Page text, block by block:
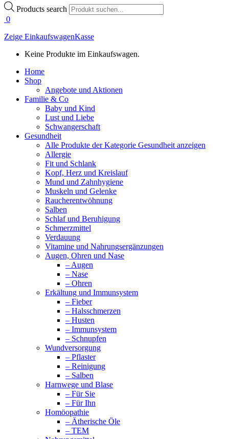
Products search
0
Zeige EinkaufswagenKasse
Keine Produkte im Einkaufswagen.
Home
Shop
Angebote und Aktionen
Familie & Co
Baby und Kind
Lust und Liebe
Schwangerschaft
Gesundheit
Alle Produkte der Kategorie Gesundheit anzeigen
Allergie
Fit und Schlank
Kopf, Herz und Kreislauf
Mund und Zahnhygiene
Muskeln und Gelenke
Raucherentwöhnung
Salben
Schlaf und Beruhigung
Schmerzmittel
Verdauung
Vitamine und Nahrungsergänzungen
Augen, Ohren und Nase
– Augen
– Nase
– Ohren
Erkältung und Immunsystem
– Fieber
– Halsschmerzen
– Husten
– Immunsystem
– Schnupfen
Wundversorgung
– Pflaster
– Reinigung
– Salben
Harnwege und Blase
– Für Sie
– Für Ihn
Homöopathie
– Ätherische Öle
– TEM